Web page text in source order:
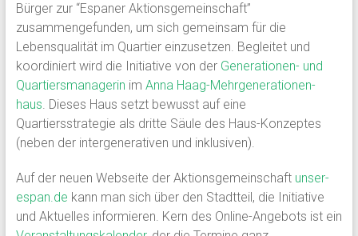
Bürger zur “Espaner Aktionsgemeinschaft”
zusammengefunden, um sich gemeinsam für die
Lebensqualität im Quartier einzusetzen. Begleitet und
koordiniert wird die Initiative von der Generationen- und
Quartiersmanagerin im Anna Haag-Mehrgenerationen-
haus. Dieses Haus setzt bewusst auf eine
Quartiersstrategie als dritte Säule des Haus-Konzeptes
(neben der intergenerativen und inklusiven).
Auf der neuen Webseite der Aktionsgemeinschaft unser-
espan.de kann man sich über den Stadtteil, die Initiative
und Aktuelles informieren. Kern des Online-Angebots ist ein